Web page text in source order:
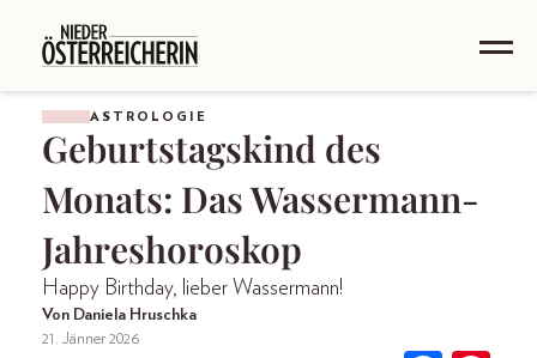
ASTROLOGIE
Geburtstagskind des
Monats: Das Wassermann-
Jahreshoroskop
Happy Birthday, lieber Wassermann!
Von Daniela Hruschka
21. Jänner 2026